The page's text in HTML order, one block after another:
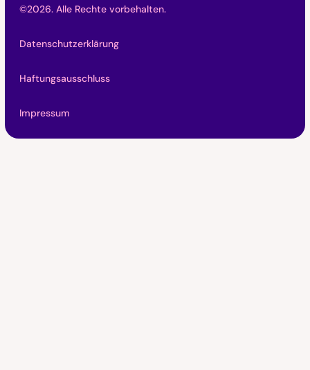
©2026. Alle Rechte vorbehalten.
Datenschutzerklärung
Haftungsausschluss
Impressum